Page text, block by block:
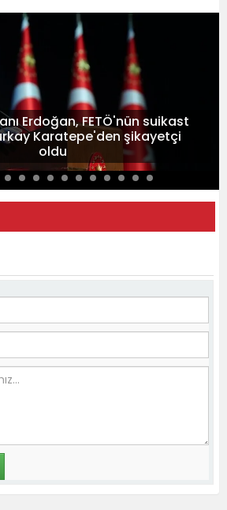
Erdoğan, FETÖ'nün suikast
Karatepe'den şikayetçi
oldu